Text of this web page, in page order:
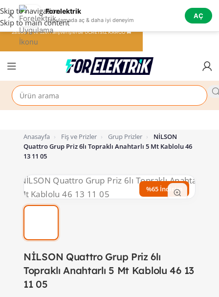
✕ Forelektrik
Uygulamada aç & daha iyi deneyim
AÇ
Skip to navigation
Skip to main content
Anasayfa › Fiş ve Prizler › Grup Prizler ›
NİLSON
Quattro Grup Priz 6lı Topraklı Anahtarlı 5 Mt Kablolu 46
13 11 05
%65 İndirim
NİLSON Quattro Grup Priz 6lı
Topraklı Anahtarlı 5 Mt Kablolu 46 13
11 05
25.000 TL ve üzeri alışverişlerde ÜCRETSİZ KARGO 🚚